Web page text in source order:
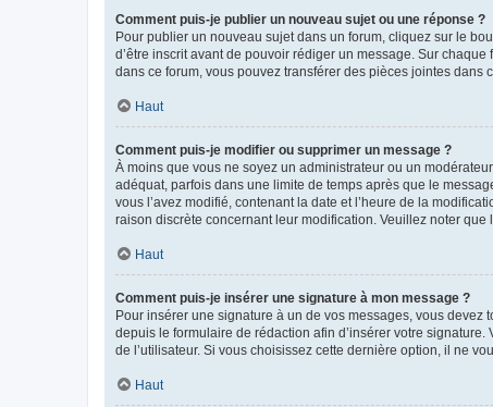
Comment puis-je publier un nouveau sujet ou une réponse ?
Pour publier un nouveau sujet dans un forum, cliquez sur le
d’être inscrit avant de pouvoir rédiger un message. Sur
dans ce forum, vous pouvez transférer des pièces jointes dans
Haut
Comment puis-je modifier ou supprimer un message ?
À moins que vous ne soyez un administrateur ou un
adéquat, parfois dans une limite de temps après que le
vous l’avez modifié, contenant la date et l’heure de la
raison discrète concernant leur modification. Veuillez noter
Haut
Comment puis-je insérer une signature à mon message ?
Pour insérer une signature à un de vos messages, vous devez
depuis le formulaire de rédaction afin d’insérer votre
de l’utilisateur. Si vous choisissez cette dernière option, il ne
Haut